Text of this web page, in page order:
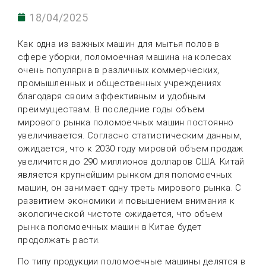
18/04/2025
Как одна из важных машин для мытья полов в
сфере уборки, поломоечная машина на колесах
очень популярна в различных коммерческих,
промышленных и общественных учреждениях
благодаря своим эффективным и удобным
преимуществам. В последние годы объем
мирового рынка поломоечных машин постоянно
увеличивается. Согласно статистическим данным,
ожидается, что к 2030 году мировой объем продаж
увеличится до 290 миллионов долларов США. Китай
является крупнейшим рынком для поломоечных
машин, он занимает одну треть мирового рынка. С
развитием экономики и повышением внимания к
экологической чистоте ожидается, что объем
рынка поломоечных машин в Китае будет
продолжать расти.
По типу продукции поломоечные машины делятся в